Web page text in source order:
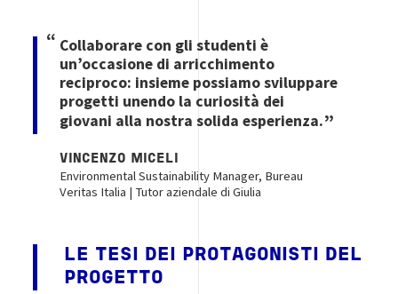
Collaborare con gli studenti è
un’occasione di arricchimento
reciproco: insieme possiamo sviluppare
progetti unendo la curiosità dei
giovani alla nostra solida esperienza.
VINCENZO MICELI
Environmental Sustainability Manager, Bureau
Veritas Italia | Tutor aziendale di Giulia
LE TESI DEI PROTAGONISTI DEL
PROGETTO